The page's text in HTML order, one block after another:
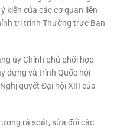
kiến của các cơ quan liên
trị trình Thường trực Ban
ủy Chính phủ phối hợp
dựng và trình Quốc hội
quyết Đại hội XIII của
rà soát, sửa đổi các